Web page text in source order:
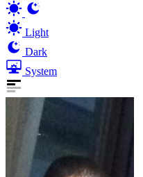
Light
Dark
System